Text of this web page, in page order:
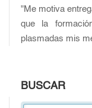
"Me motiva
que la
plasmadas mis
BUSCAR